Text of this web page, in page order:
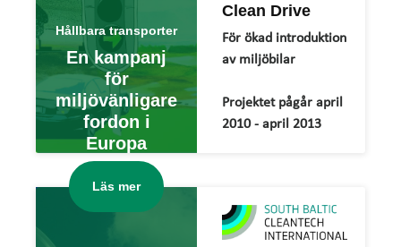
Hållbara transporter
En kampanj
för
miljövänligare
fordon i
Europa
Läs mer
Clean Drive
För ökad introduktion
av miljöbilar
Projektet pågår april
2010 - april 2013